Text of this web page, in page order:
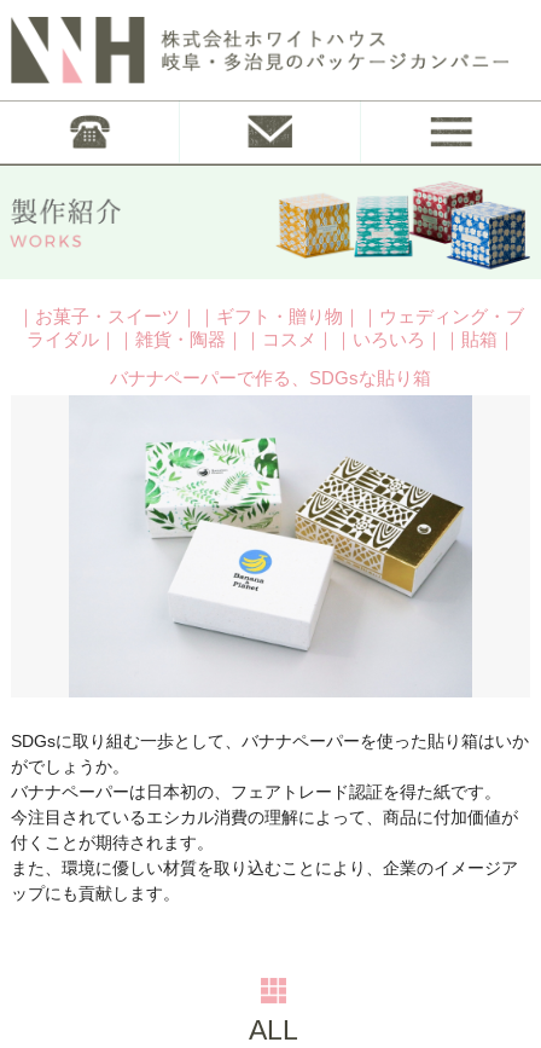
｜お菓子・スイーツ｜｜ギフト・贈り物｜｜ウェディング・ブ
ライダル｜｜雑貨・陶器｜｜コスメ｜｜いろいろ｜｜貼箱｜
バナナペーパーで作る、SDGsな貼り箱
SDGsに取り組む一歩として、バナナペーパーを使った貼り箱はいか
がでしょうか。
バナナペーパーは日本初の、フェアトレード認証を得た紙です。
今注目されているエシカル消費の理解によって、商品に付加価値が
付くことが期待されます。
また、環境に優しい材質を取り込むことにより、企業のイメージア
ップにも貢献します。
ALL